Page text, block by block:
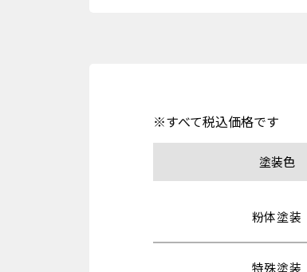
※すべて税込価格です
塗装色
粉体塗装
特殊塗装